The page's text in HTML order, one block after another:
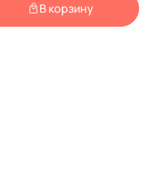
В корзину